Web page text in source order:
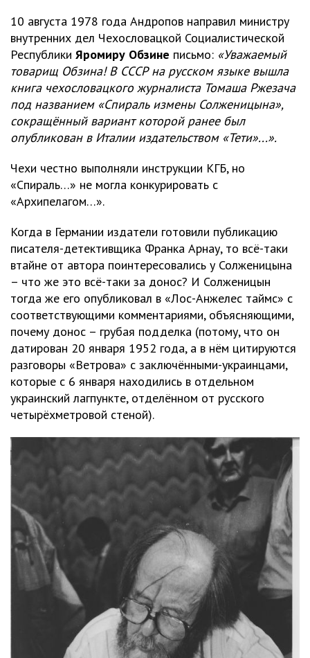
10 августа 1978 года Андропов направил министру
внутренних дел Чехословацкой Социалистической
Республики Яромиру Обзине письмо: «Уважаемый
товарищ Обзина! В СССР на русском языке вышла
книга чехословацкого журналиста Томаша Ржезача
под названием «Спираль измены Солженицына»,
сокращённый вариант которой ранее был
опубликован в Италии издательством «Тети»...».
Чехи честно выполняли инструкции КГБ, но
«Спираль…» не могла конкурировать с
«Архипелагом…».
Когда в Германии издатели готовили публикацию
писателя-детективщика Франка Арнау, то всё-таки
втайне от автора поинтересовались у Солженицына
– что же это всё-таки за донос? И Солженицын
тогда же его опубликовал в «Лос-Анжелес таймс» с
соответствующими комментариями, объясняющими,
почему донос – грубая подделка (потому, что он
датирован 20 января 1952 года, а в нём цитируются
разговоры «Ветрова» с заключёнными-украинцами,
которые с 6 января находились в отдельном
украинский лагпункте, отделённом от русского
четырёхметровой стеной).